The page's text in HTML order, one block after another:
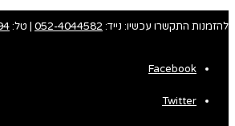
להזמנות התקשרו עכשיו: נייד: 052-4044582 | טל:
Facebook
Twitter